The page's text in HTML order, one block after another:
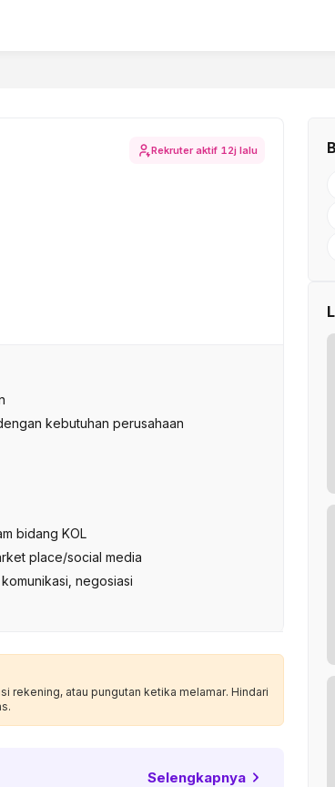
Rekruter aktif 12j lalu
kebutuhan perusahaan
bidang KOL
place/social media
negosiasi
rekening, atau pungutan ketika melamar. Hindari
Selengkapnya